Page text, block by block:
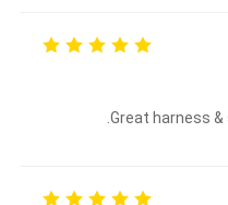
Great harness